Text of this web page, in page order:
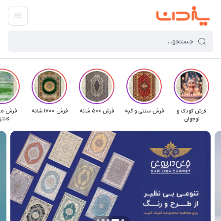
فرش کودک و
نوجوان
فرش سنتی و گبه فرش 500 شانه فرش 1700 شانه
فرش